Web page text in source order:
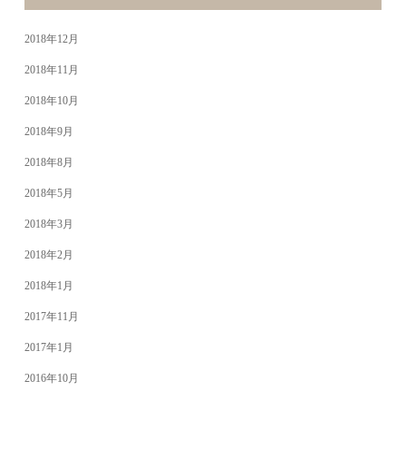
2018年12月
2018年11月
2018年10月
2018年9月
2018年8月
2018年5月
2018年3月
2018年2月
2018年1月
2017年11月
2017年1月
2016年10月